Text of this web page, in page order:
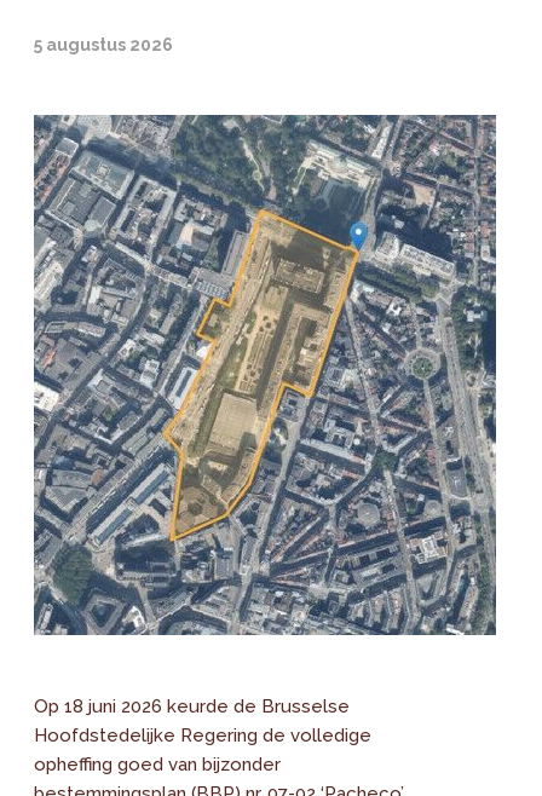
5 augustus 2026
Op 18 juni 2026 keurde de Brusselse
Hoofdstedelijke Regering de volledige
opheffing goed van bijzonder